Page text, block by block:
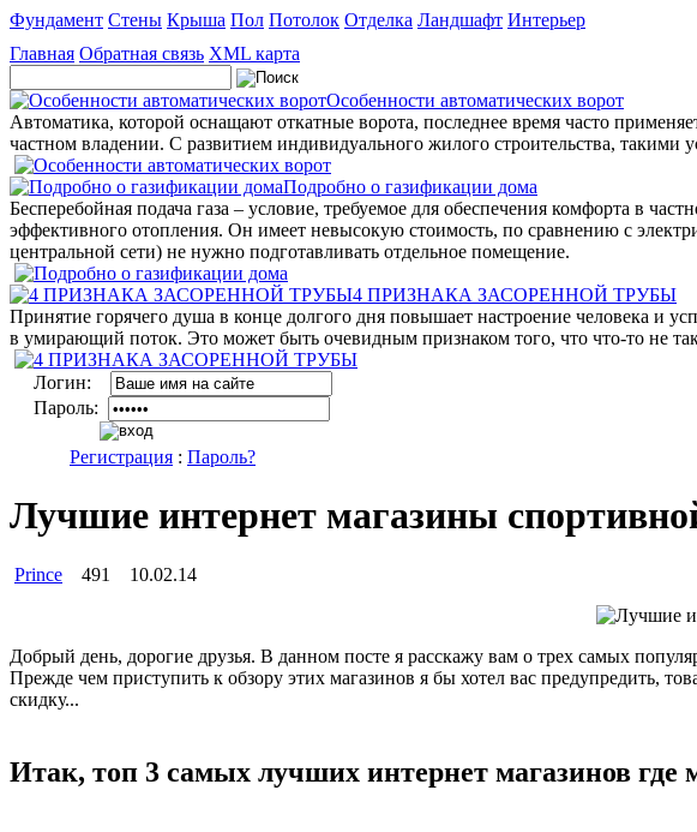
Фундамент Стены Крыша Пол Потолок Отделка Ландшафт Интерьер
Главная Обратная связь XML карта
Особенности автоматических ворот
Автоматика, которой оснащают откатные ворота, последнее время часто
частном владении. С развитием индивидуального жилого строительства,
Подробно о газификации дома
Бесперебойная подача газа – условие, требуемое для обеспечения комфорта в
эффективного отопления. Он имеет невысокую стоимость, по сравнению с
центральной сети) не нужно подготавливать отдельное помещение.
4 ПРИЗНАКА ЗАСОРЕННОЙ ТРУБЫ
Принятие горячего душа в конце долгого дня повышает настроение человека и
в умирающий поток. Это может быть очевидным признаком того, что что-то не
Логин:
Пароль:
Регистрация : Пароль?
Лучшие интернет магазины
Prince 491 10.02.14
Добрый день, дорогие друзья. В данном посте я расскажу вам о трех самых
Прежде чем приступить к обзору этих магазинов я бы хотел вас предупредить,
скидку...
Итак, топ 3 самых лучших интернет магазинов